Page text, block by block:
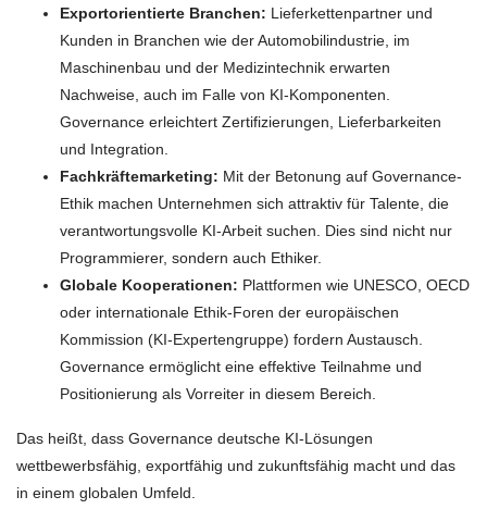
Exportorientierte Branchen: Lieferkettenpartner und
Kunden in Branchen wie der Automobilindustrie, im
Maschinenbau und der Medizintechnik erwarten
Nachweise, auch im Falle von KI-Komponenten.
Governance erleichtert Zertifizierungen, Lieferbarkeiten
und Integration.
Fachkräftemarketing: Mit der Betonung auf Governance-
Ethik machen Unternehmen sich attraktiv für Talente, die
verantwortungsvolle KI-Arbeit suchen. Dies sind nicht nur
Programmierer, sondern auch Ethiker.
Globale Kooperationen: Plattformen wie UNESCO, OECD
oder internationale Ethik-Foren der europäischen
Kommission (KI-Expertengruppe) fordern Austausch.
Governance ermöglicht eine effektive Teilnahme und
Positionierung als Vorreiter in diesem Bereich.
Das heißt, dass Governance deutsche KI-Lösungen
wettbewerbsfähig, exportfähig und zukunftsfähig macht und das
in einem globalen Umfeld.